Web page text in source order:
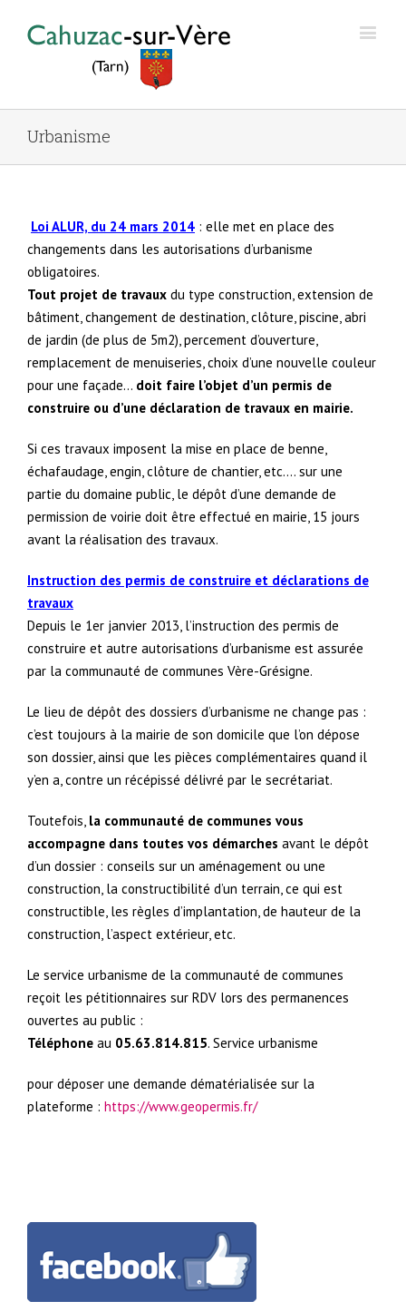
Urbanisme
Loi ALUR, du 24 mars 2014 : elle met en place des
changements dans les autorisations d’urbanisme
obligatoires.
Tout projet de travaux du type construction, extension de
bâtiment, changement de destination, clôture, piscine, abri
de jardin (de plus de 5m2), percement d’ouverture,
remplacement de menuiseries, choix d’une nouvelle couleur
pour une façade… doit faire l’objet d’un permis de
construire ou d’une déclaration de travaux en mairie.
Si ces travaux imposent la mise en place de benne,
échafaudage, engin, clôture de chantier, etc.… sur une
partie du domaine public, le dépôt d’une demande de
permission de voirie doit être effectué en mairie, 15 jours
avant la réalisation des travaux.
Instruction des permis de construire et déclarations de
travaux
Depuis le 1er janvier 2013, l’instruction des permis de
construire et autre autorisations d’urbanisme est assurée
par la communauté de communes Vère-Grésigne.
Le lieu de dépôt des dossiers d’urbanisme ne change pas :
c’est toujours à la mairie de son domicile que l’on dépose
son dossier, ainsi que les pièces complémentaires quand il
y’en a, contre un récépissé délivré par le secrétariat.
Toutefois, la communauté de communes vous
accompagne dans toutes vos démarches avant le dépôt
d’un dossier : conseils sur un aménagement ou une
construction, la constructibilité d’un terrain, ce qui est
constructible, les règles d’implantation, de hauteur de la
construction, l’aspect extérieur, etc.
Le service urbanisme de la communauté de communes
reçoit les pétitionnaires sur RDV lors des permanences
ouvertes au public :
Téléphone au 05.63.814.815. Service urbanisme
pour déposer une demande dématérialisée sur la
plateforme : https://www.geopermis.fr/